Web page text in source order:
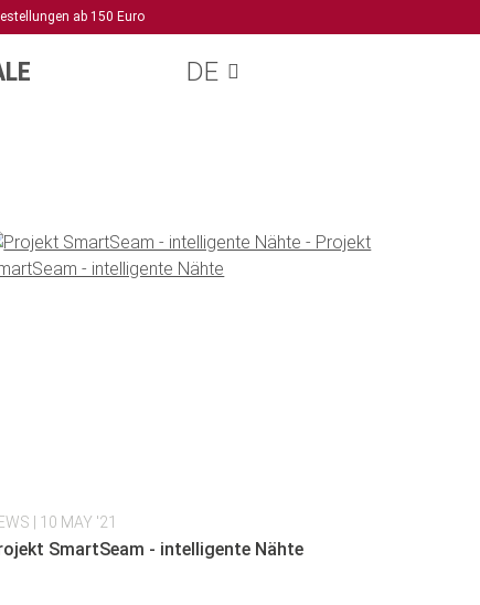
ab 150 Euro
DE
| 10 MAY '21
SmartSeam - intelligente Nähte